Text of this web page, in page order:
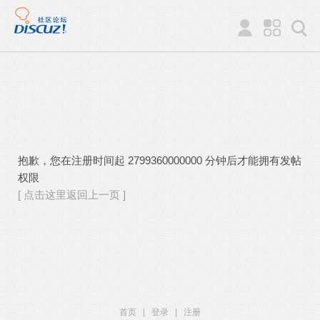
抱歉，您在注册时间起 2799360000000 分钟后才能拥有发帖
权限
[ 点击这里返回上一页 ]
首页 登录 注册